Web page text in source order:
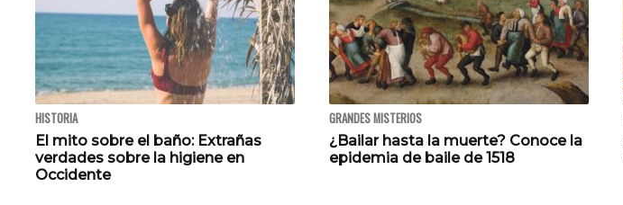
HISTORIA
El mito sobre el baño: Extrañas
verdades sobre la higiene en
Occidente
GRANDES MISTERIOS
¿Bailar hasta la muerte? Conoce la
epidemia de baile de 1518